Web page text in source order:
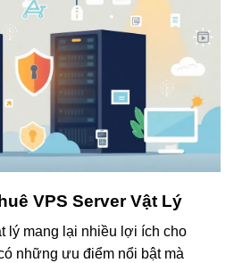
VPS Server Vật Lý
lý mang lại nhiều lợi ích cho
những ưu điểm nổi bật mà